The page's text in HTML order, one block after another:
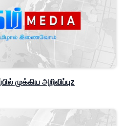
முக்கிய அறிவிப்புz